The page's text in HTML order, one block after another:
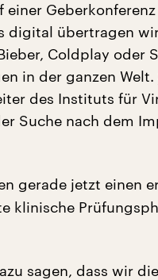
digital übertragen
Coldplay oder
in der ganzen Welt.
des Instituts für
Suche nach dem
gerade jetzt einen
klinische
sagen, dass wir